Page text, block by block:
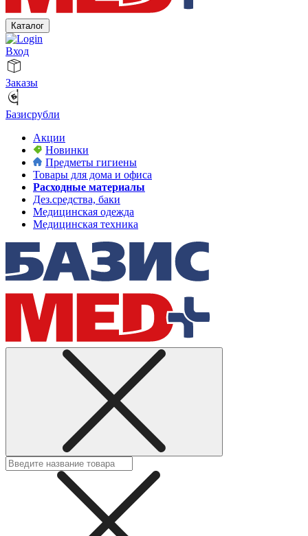
Каталог
Вход
Заказы
Базисрубли
Акции
Новинки
Предметы гигиены
Товары для дома и офиса
Расходные материалы
Дез.средства, баки
Медицинская одежда
Медицинская техника